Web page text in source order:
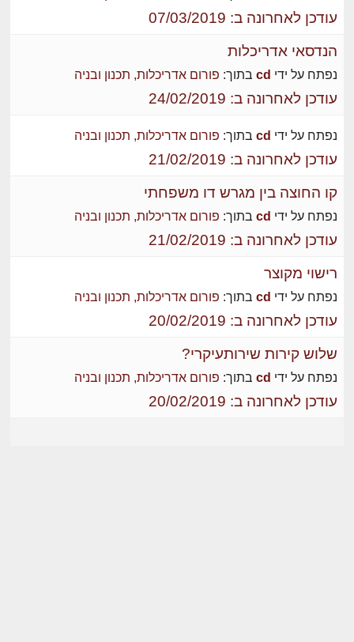
עודכן לאחרונה ב: 07/03/2019
הנדסאי אדריכלות
נפתח על ידי cd בתוך: פורום אדריכלות, תכנון ובניה
עודכן לאחרונה ב: 24/02/2019
נפתח על ידי cd בתוך: פורום אדריכלות, תכנון ובניה
עודכן לאחרונה ב: 21/02/2019
קו החוצה בין מגרש דו משפחתי
נפתח על ידי cd בתוך: פורום אדריכלות, תכנון ובניה
עודכן לאחרונה ב: 21/02/2019
רישוי מקוצר
נפתח על ידי cd בתוך: פורום אדריכלות, תכנון ובניה
עודכן לאחרונה ב: 20/02/2019
שלוש קירות שירותעיקרי?
נפתח על ידי cd בתוך: פורום אדריכלות, תכנון ובניה
עודכן לאחרונה ב: 20/02/2019